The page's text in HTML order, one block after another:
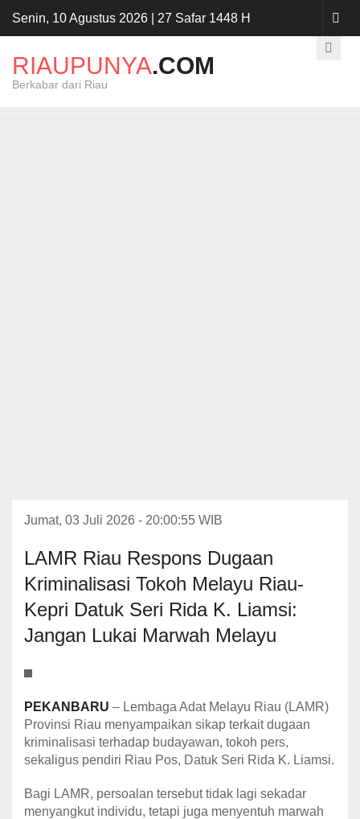
Senin, 10 Agustus 2026 | 27 Safar 1448 H
RIAUPUNYA.COM
Berkabar dari Riau
Jumat, 03 Juli 2026 - 20:00:55 WIB
LAMR Riau Respons Dugaan
Kriminalisasi Tokoh Melayu Riau-
Kepri Datuk Seri Rida K. Liamsi:
Jangan Lukai Marwah Melayu
PEKANBARU – Lembaga Adat Melayu Riau (LAMR)
Provinsi Riau menyampaikan sikap terkait dugaan
kriminalisasi terhadap budayawan, tokoh pers,
sekaligus pendiri Riau Pos, Datuk Seri Rida K. Liamsi.
Bagi LAMR, persoalan tersebut tidak lagi sekadar
menyangkut individu, tetapi juga menyentuh marwah